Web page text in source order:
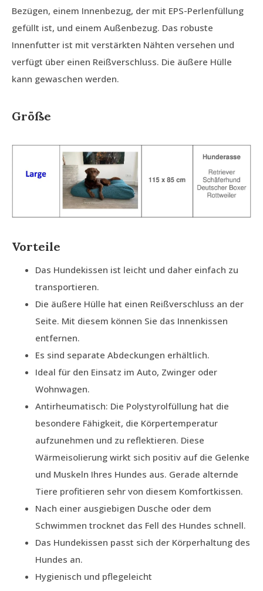
Bezügen, einem Innenbezug, der mit EPS-Perlenfüllung
gefüllt ist, und einem Außenbezug. Das robuste
Innenfutter ist mit verstärkten Nähten versehen und
verfügt über einen Reißverschluss. Die äußere Hülle
kann gewaschen werden.
Größe
Vorteile
Das Hundekissen ist leicht und daher einfach zu
transportieren.
Die äußere Hülle hat einen Reißverschluss an der
Seite. Mit diesem können Sie das Innenkissen
entfernen.
Es sind separate Abdeckungen erhältlich.
Ideal für den Einsatz im Auto, Zwinger oder
Wohnwagen.
Antirheumatisch: Die Polystyrolfüllung hat die
besondere Fähigkeit, die Körpertemperatur
aufzunehmen und zu reflektieren. Diese
Wärmeisolierung wirkt sich positiv auf die Gelenke
und Muskeln Ihres Hundes aus. Gerade alternde
Tiere profitieren sehr von diesem Komfortkissen.
Nach einer ausgiebigen Dusche oder dem
Schwimmen trocknet das Fell des Hundes schnell.
Das Hundekissen passt sich der Körperhaltung des
Hundes an.
Hygienisch und pflegeleicht